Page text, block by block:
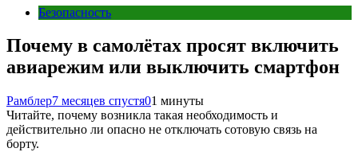
Безопасность
Почему в самолётах просят включить
авиарежим или выключить смартфон
Рамблер7 месяцев спустя01 минуты
Читайте, почему возникла такая необходимость и
действительно ли опасно не отключать сотовую связь на
борту.